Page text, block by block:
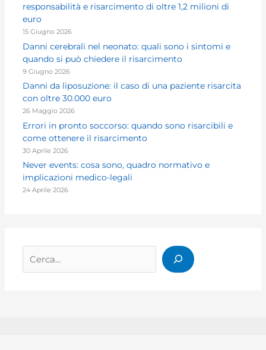
responsabilità e risarcimento di oltre 1,2 milioni di
euro
15 Giugno 2026
Danni cerebrali nel neonato: quali sono i sintomi e
quando si può chiedere il risarcimento
9 Giugno 2026
Danni da liposuzione: il caso di una paziente risarcita
con oltre 30.000 euro
26 Maggio 2026
Errori in pronto soccorso: quando sono risarcibili e
come ottenere il risarcimento
30 Aprile 2026
Never events: cosa sono, quadro normativo e
implicazioni medico-legali
24 Aprile 2026